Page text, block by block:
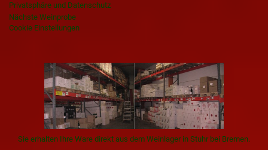
Privatsphäre und Datenschutz
Nächste Weinprobe
Cookie Einstellungen
Sie erhalten Ihre Ware direkt aus dem Weinlager in Stuhr bei Bremen.